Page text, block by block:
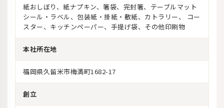
紙おしぼり、紙ナプキン、箸袋、完封箸、テーブルマット
シール・ラベル、包装紙・掛紙・敷紙、カトラリー、 コー
スター、キッチンペーパー、手提げ袋、その他印刷物
本社所在地
福岡県久留米市梅満町1682-17
創立